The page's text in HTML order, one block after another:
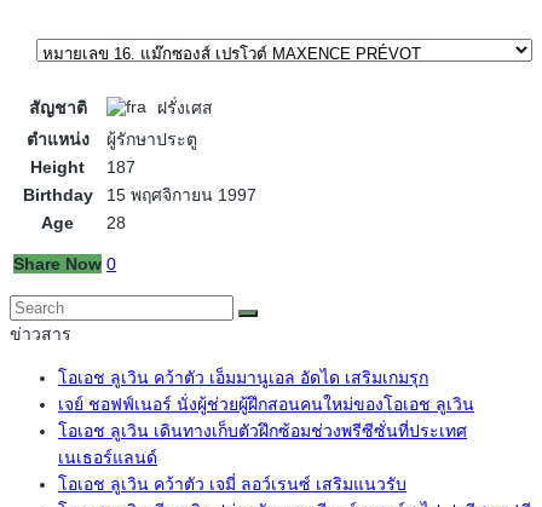
สัญชาติ
ฝรั่งเศส
ตำแหน่ง
ผู้รักษาประตู
Height
187
Birthday
15 พฤศจิกายน 1997
Age
28
Share Now 0
ข่าวสาร
โอเอช ลูเวิน คว้าตัว เอ็มมานูเอล อัดได เสริมเกมรุก
เจย์ ชอฟฟ์เนอร์ นั่งผู้ช่วยผู้ฝึกสอนคนใหม่ของโอเอช ลูเวิน
โอเอช ลูเวิน เดินทางเก็บตัวฝึกซ้อมช่วงพรีซีซั่นที่ประเทศ
เนเธอร์แลนด์
โอเอช ลูเวิน คว้าตัว เจมี่ ลอว์เรนซ์ เสริมแนวรับ